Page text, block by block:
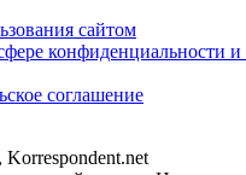
сайтом
конфиденциальности
соглашение